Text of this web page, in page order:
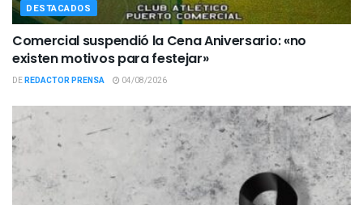
DESTACADOS
Comercial suspendió la Cena Aniversario: «no
existen motivos para festejar»
DEREDACTOR PRENSA 04/08/2026